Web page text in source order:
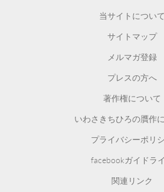
当サイトについて
サイトマップ
メルマガ登録
プレスの方へ
著作権について
いわさきちひろの贋作
プライバシーポリ
facebookガイドラ
関連リンク